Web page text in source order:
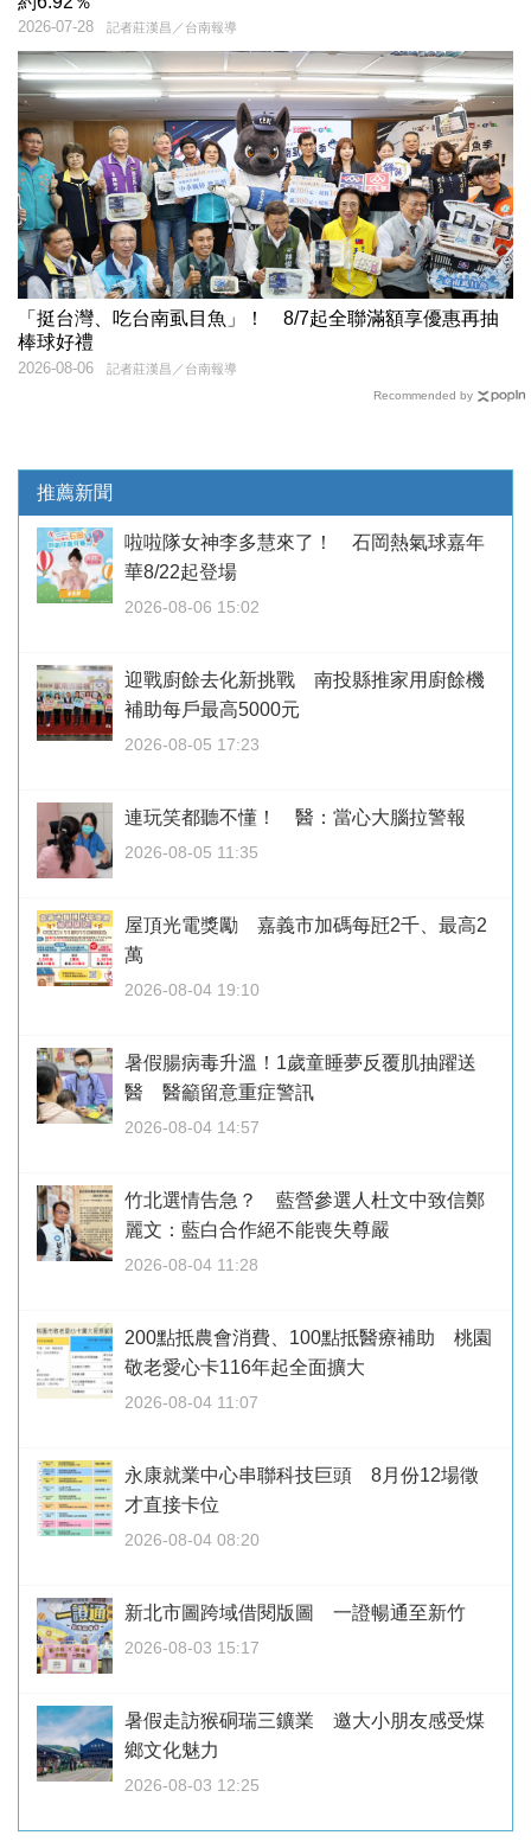
記者莊漢昌／台南報導
2026-07-28
「挺台灣、吃台南虱目魚」！ 8/7起全聯滿額享優惠再抽
棒球好禮
記者莊漢昌／台南報導
2026-08-06
Recommended by
推薦新聞
啦啦隊女神李多慧來了！ 石岡熱氣球嘉年
華8/22起登場
2026-08-06 15:02
迎戰廚餘去化新挑戰 南投縣推家用廚餘機
補助每戶最高5000元
2026-08-05 17:23
連玩笑都聽不懂！ 醫：當心大腦拉警報
2026-08-05 11:35
屋頂光電獎勵 嘉義市加碼每瓩2千、最高2
萬
2026-08-04 19:10
暑假腸病毒升溫！1歲童睡夢反覆肌抽躍送
醫 醫籲留意重症警訊
2026-08-04 14:57
竹北選情告急？ 藍營參選人杜文中致信鄭
麗文：藍白合作絕不能喪失尊嚴
2026-08-04 11:28
200點抵農會消費、100點抵醫療補助 桃園
敬老愛心卡116年起全面擴大
2026-08-04 11:07
永康就業中心串聯科技巨頭 8月份12場徵
才直接卡位
2026-08-04 08:20
新北市圖跨域借閱版圖 一證暢通至新竹
2026-08-03 15:17
暑假走訪猴硐瑞三鑛業 邀大小朋友感受煤
鄉文化魅力
2026-08-03 12:25